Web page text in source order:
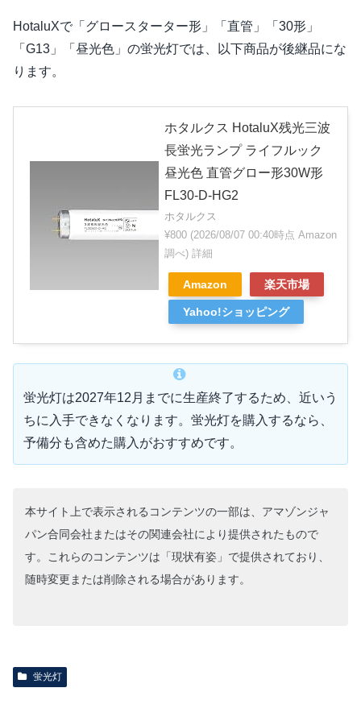
HotaluXで「グロースターター形」「直管」「30形」
「G13」「昼光色」の蛍光灯では、以下商品が後継品にな
ります。
ホタルクス HotaluX残光三波
長蛍光ランプ ライフルック
昼光色 直管グロー形30W形
FL30-D-HG2
ホタルクス
¥800 (2026/08/07 00:40時点 Amazon
調べ) 詳細
Amazon 楽天市場
Yahoo!ショッピング
蛍光灯は2027年12月までに生産終了するため、近いう
ちに入手できなくなります。蛍光灯を購入するなら、
予備分も含めた購入がおすすめです。
本サイト上で表示されるコンテンツの一部は、アマゾンジャ
パン合同会社またはその関連会社により提供されたもので
す。これらのコンテンツは「現状有姿」で提供されており、
随時変更または削除される場合があります。
蛍光灯